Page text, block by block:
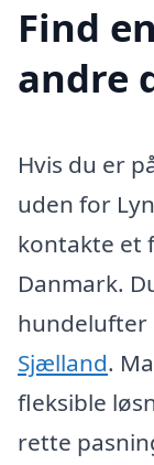
Find
andre
Hvis du er
uden for
kontakte et
Danmark.
hundelufter
Sjælland.
fleksible
rette